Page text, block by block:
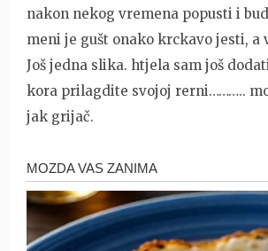
nakon nekog vremena popusti i
meni je gušt onako krckavo jesti, a
Još jedna slika. htjela sam još
kora prilagdite svojoj rerni………..
jak grijač.